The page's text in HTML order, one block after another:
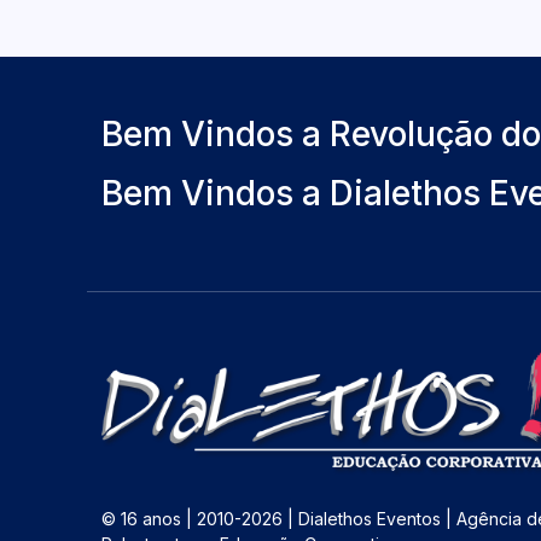
Bem Vindos a Revolução
Bem Vindos a Dialethos
© 16 anos | 2010-2026 | Dialethos Eventos | Agência